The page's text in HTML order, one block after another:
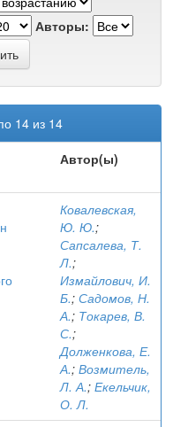
Авторы:
14 из 14
Автор(ы)
Ковалевская,
Ю. Ю.;
Сапсалева, Т.
Л.;
Измайлович, И.
Б.; Садомов, Н.
А.; Токарев, В.
С.;
Долженкова, Е.
А.; Возмитель,
Л. А.; Екельчик,
О. Л.